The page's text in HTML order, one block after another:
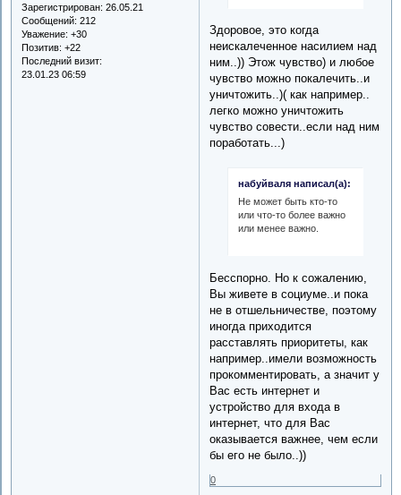
Зарегистрирован: 26.05.21
Сообщений: 212
Уважение: +30
Позитив: +22
Последний визит:
23.01.23 06:59
Здоровое, это когда
неискалеченное насилием над
ним..)) Этож чувство) и любое
чувство можно покалечить..и
уничтожить..)( как например..
легко можно уничтожить
чувство совести..если над ним
поработать...)
набуйваля написал(а):
Не может быть кто-то
или что-то более важно
или менее важно.
Бесспорно. Но к сожалению,
Вы живете в социуме..и пока
не в отшельничестве, поэтому
иногда приходится
расставлять приоритеты, как
например..имели возможность
прокомментировать, а значит у
Вас есть интернет и
устройство для входа в
интернет, что для Вас
оказывается важнее, чем если
бы его не было..))
0